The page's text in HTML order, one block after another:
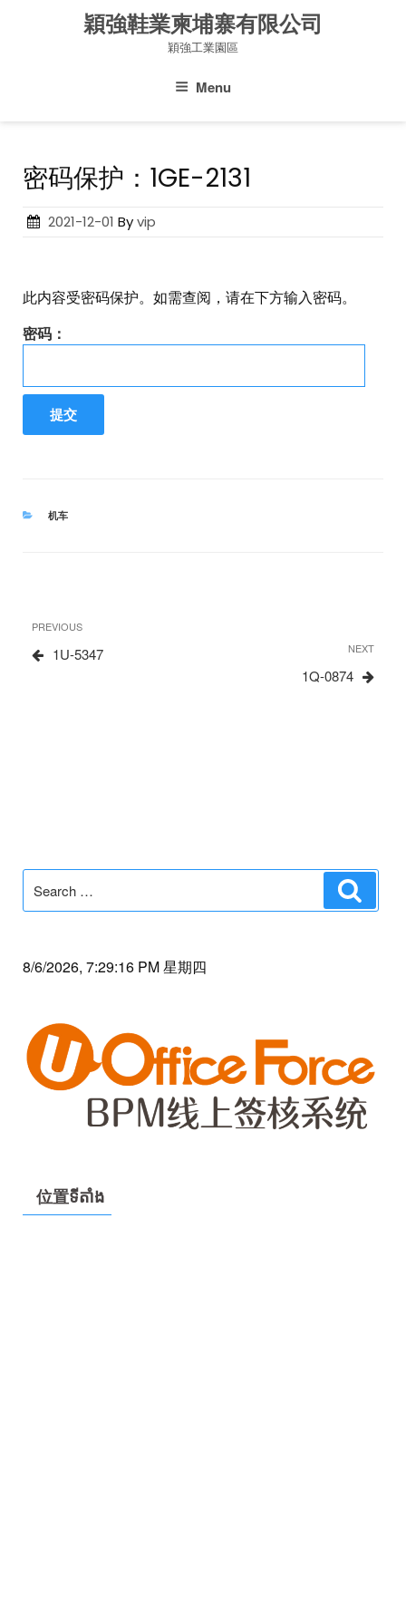
穎強鞋業柬埔寨有限公司
穎強工業園區
Menu
密码保护：1GE-2131
Posted
2021-12-01 Byvip
此内容受密码保护。如需查阅，请在下方输入密码。
密码：
CATEGORIES
机车
文
章
Previous
Post
PREVIOUS
1U-5347
Next
Post
NEXT
1Q-0874
Search
for:
8/6/2026, 7:29:16 PM 星期四
位置ទីតាំង